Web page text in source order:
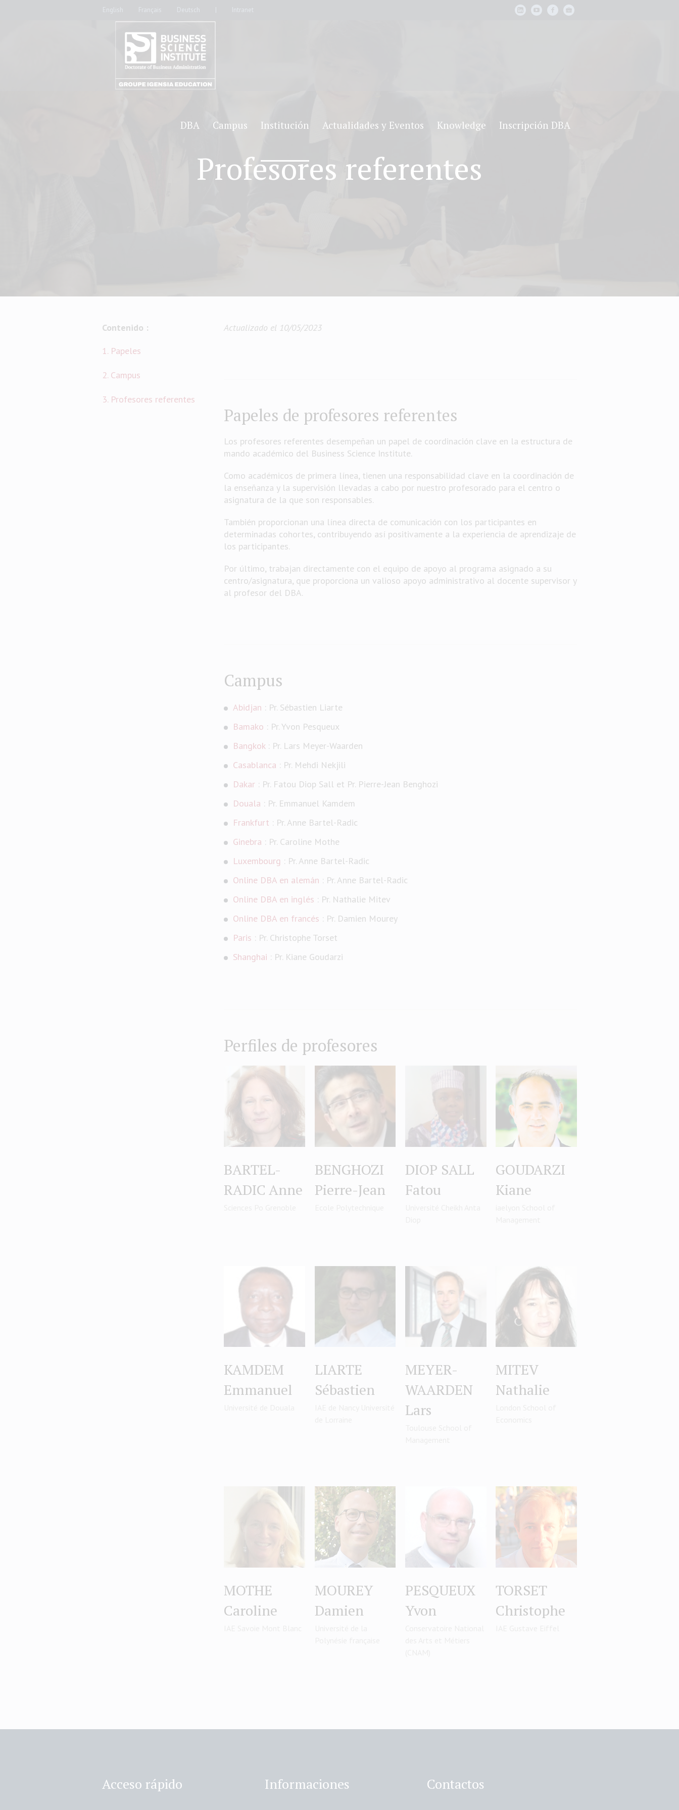
English Français Deutsch | Intranet
DBA Campus Institución Actualidades y Eventos Knowledge Inscripción DBA
Profesores referentes
Contenido :
1. Papeles
2. Campus
3. Profesores referentes
Actualizado el 10/05/2023
Papeles de profesores referentes
Los profesores referentes desempeñan un papel de coordinación clave en la estructura de
mando académico del Business Science Institute.
Como académicos de primera línea, tienen una responsabilidad clave en la coordinación de
la enseñanza y la supervisión llevadas a cabo por nuestro profesorado para el centro o
asignatura de la que son responsables.
También proporcionan una línea directa de comunicación con los participantes en
determinadas cohortes, contribuyendo así positivamente a la experiencia de aprendizaje de
los participantes.
Por último, trabajan directamente con el equipo de apoyo al programa asignado a su
centro/asignatura, que proporciona un valioso apoyo administrativo al docente supervisor y
al profesor del DBA.
Campus
Abidjan : Pr. Sébastien Liarte
Bamako : Pr. Yvon Pesqueux
Bangkok: Pr. Lars Meyer-Waarden
Casablanca : Pr. Mehdi Nekjili
Dakar : Pr. Fatou Diop Sall et Pr. Pierre-Jean Benghozi
Douala : Pr. Emmanuel Kamdem
Frankfurt : Pr. Anne Bartel-Radic
Ginebra : Pr. Caroline Mothe
Luxembourg : Pr. Anne Bartel-Radic
Online DBA en alemán : Pr. Anne Bartel-Radic
Online DBA en inglés : Pr. Nathalie Mitev
Online DBA en francés : Pr. Damien Mourey
Paris : Pr. Christophe Torset
Shanghai : Pr. Kiane Goudarzi
Perfiles de profesores
BARTEL-
RADIC Anne
BENGHOZI
Pierre-Jean
DIOP SALL
Fatou
GOUDARZI
Kiane
KAMDEM
Emmanuel
LIARTE
Sébastien
MEYER-
WAARDEN
Lars
MITEV
Nathalie
MOTHE
Caroline
MOUREY
Damien
PESQUEUX
Yvon
TORSET
Christophe
Acceso rápido Informaciones Contactos